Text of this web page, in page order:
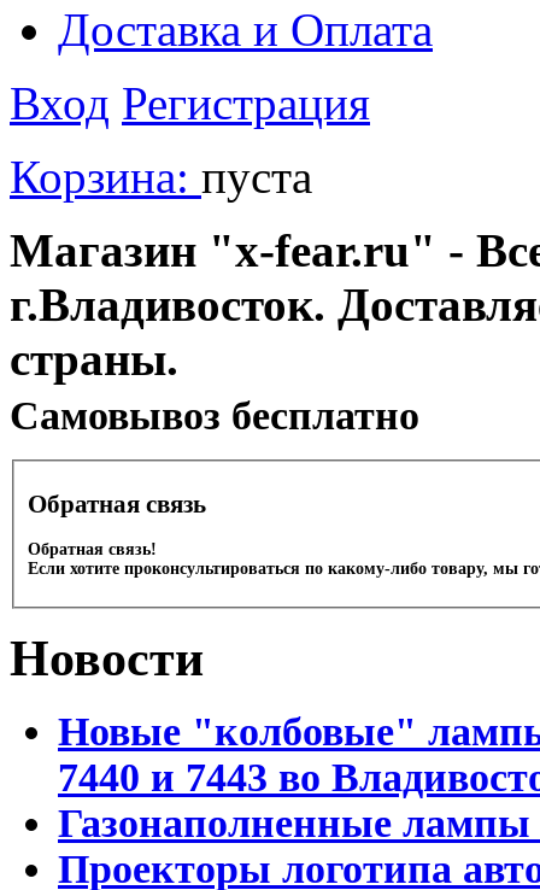
Доставка и Оплата
Вход Регистрация
Корзина: пуста
Магазин "x-fear.ru" -
г.Владивосток.
страны.
Cамовывоз бесплатно
Обратная связь
Обратная связь!
Если хотите проконсультироваться по какому-либо товару, мы
Новости
Новые "колбовые"
7440 и 7443 во
Газонаполненные лампы
Проекторы логотипа